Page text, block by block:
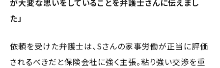
が大変な思いをしていることを弁護士さんに伝えまし
た」
依頼を受けた弁護士は、Sさんの家事労働が正当に評価
されるべきだと保険会社に強く主張。粘り強い交渉を重